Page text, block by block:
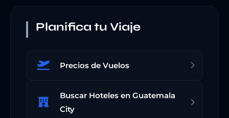
Planifica tu Viaje
Precios de Vuelos
Buscar Hoteles en Guatemala
City